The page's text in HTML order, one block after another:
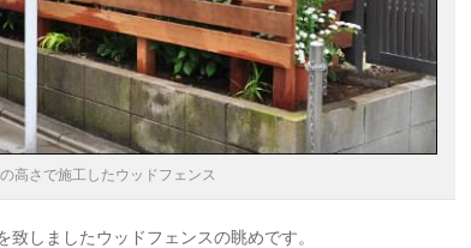
高さで施工したウッドフェンス
しましたウッドフェンスの眺めです。